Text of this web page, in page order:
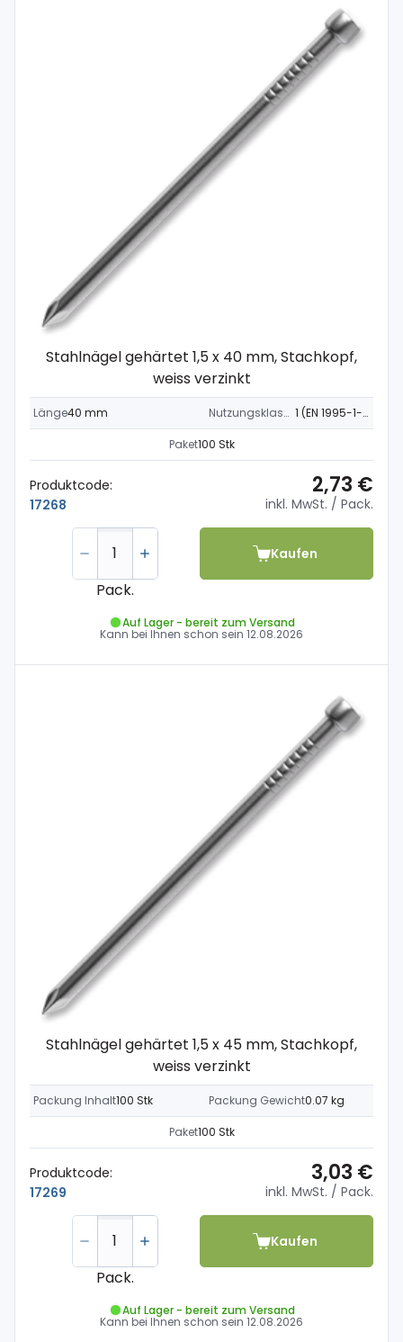
Stahlnägel gehärtet 1,5 x 40 mm, Stachkopf,
weiss verzinkt
Länge40 mm Nutzungsklasse 1 (EN 1995-1-1)
Paket100 Stk
Produktcode:
17268
2,73 €
inkl. MwSt. / Pack.
Pack.
Kaufen
Auf Lager - bereit zum Versand
Kann bei Ihnen schon sein 12.08.2026
Stahlnägel gehärtet 1,5 x 45 mm, Stachkopf,
weiss verzinkt
Packung Inhalt100 Stk Packung Gewicht0.07 kg
Paket100 Stk
Produktcode:
17269
3,03 €
inkl. MwSt. / Pack.
Pack.
Kaufen
Auf Lager - bereit zum Versand
Kann bei Ihnen schon sein 12.08.2026